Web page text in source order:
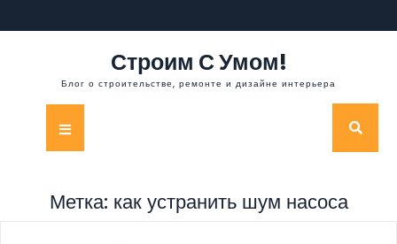
к
Строим С Умом!
Блог о строительстве, ремонте и дизайне интерьера
Кнопка
Метка: как устранить шум насоса